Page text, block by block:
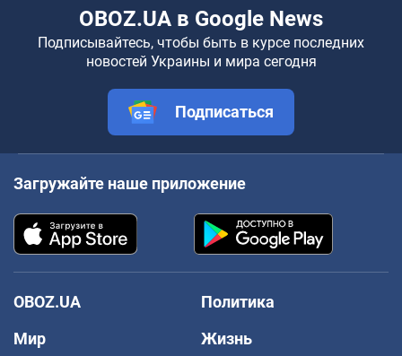
OBOZ.UA в Google News
Подписывайтесь, чтобы быть в курсе последних
новостей Украины и мира сегодня
Подписаться
Загружайте наше приложение
OBOZ.UA
Политика
Мир
Жизнь